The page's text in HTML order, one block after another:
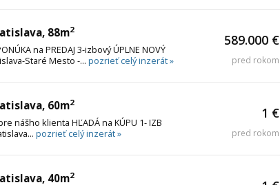
88m2
na PREDAJ 3-izbový ÚPLNE NOVÝ
Staré Mesto -... pozrieť celý inzerát »
589.000 €
pred rokom
60m2
nášho klienta HĽADÁ na KÚPU 1- IZB
pozrieť celý inzerát »
1 €
pred rokom
40m2